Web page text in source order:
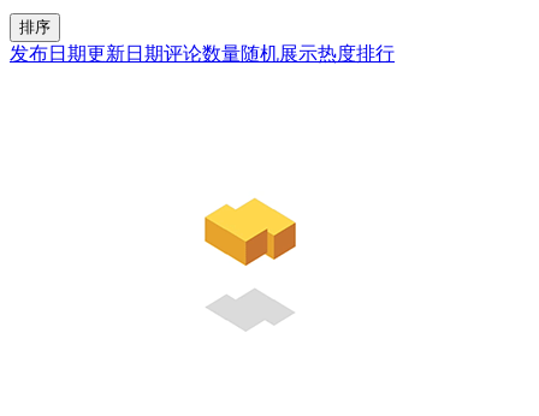
排序
发布日期更新日期评论数量随机展示热度排行